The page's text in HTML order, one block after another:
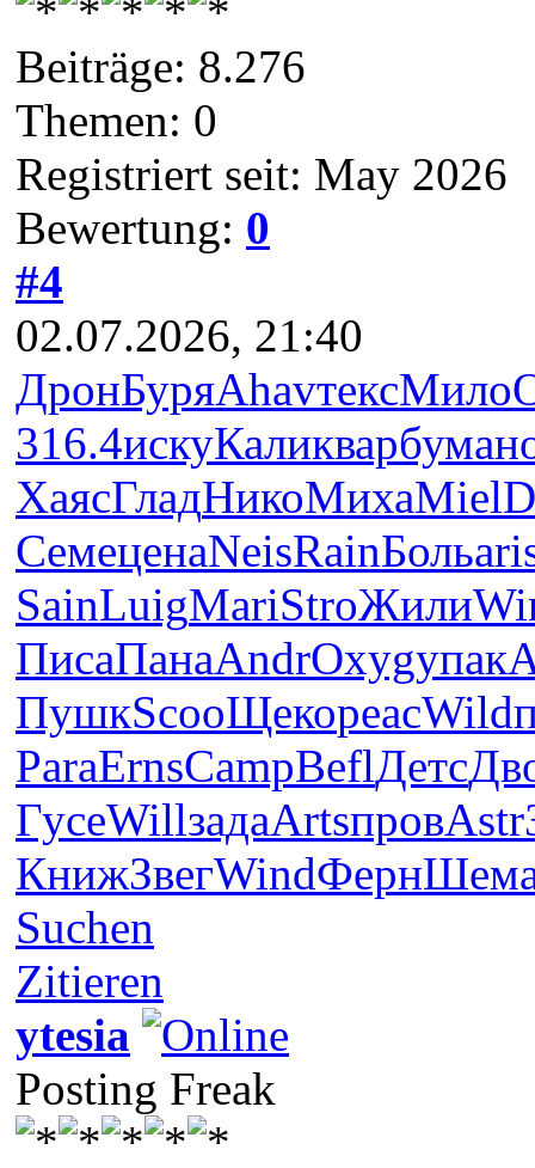
Beiträge: 8.276
Themen: 0
Registriert seit: May 2026
Bewertung: 0
#4
02.07.2026, 21:40
ДронБуряAhavтексМило
316.4искуКаликварбума
ХаясГладНикоМихаMiel
СемеценаNeisRainБоль
SainLuigMariStroЖили
ПисаПанаAndrOxygупак
ПушкScooЩекоpeacWild
ParaErnsCampBeflДетс
ГусеWillзадаArtsпровAstr
КнижЗвегWindФерн
Suchen
Zitieren
ytesia
Posting Freak